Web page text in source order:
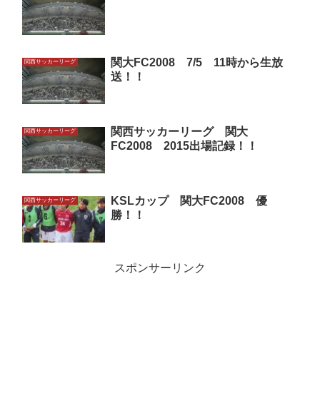
関西サッカーリーグ
関大FC2008 7/5 11時から生放
送！！
関西サッカーリーグ
関西サッカーリーグ 関大
FC2008 2015出場記録！！
関西サッカーリーグ
KSLカップ 関大FC2008 優
勝！！
スポンサーリンク